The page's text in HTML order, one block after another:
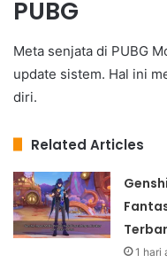
PUBG
Meta senjata di PUBG
update sistem. Hal ini
diri.
Related Articles
1 hari